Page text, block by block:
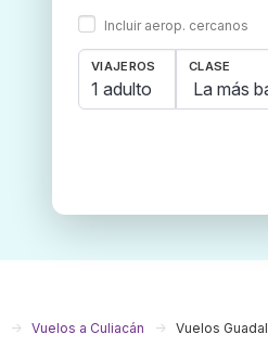
Incluir aerop. cercanos
VIAJEROS
1 adulto
CLASE
Vuelos a Culiacán Vuelos